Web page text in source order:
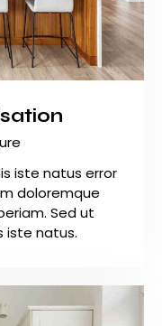
iste natus error
doloremque
Sed ut
iste natus.